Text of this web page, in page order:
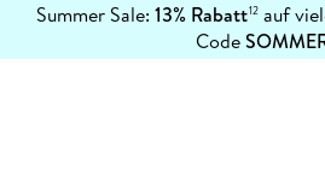
Summer Sale: 13% Rabatt12auf
Code
erfahren